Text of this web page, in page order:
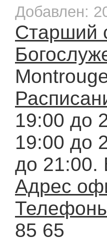
Добавлен:
Старший
19:00 до
19:00 до
до 21:00.
Адрес
85 65